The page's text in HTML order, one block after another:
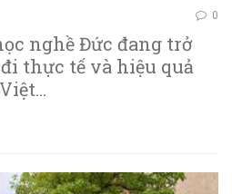
0
nghề Đức đang trở
thực tế và hiệu quả